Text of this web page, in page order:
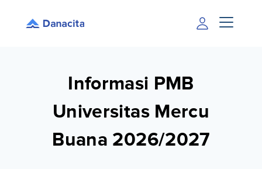
Informasi PMB
Universitas Mercu
Buana 2026/2027